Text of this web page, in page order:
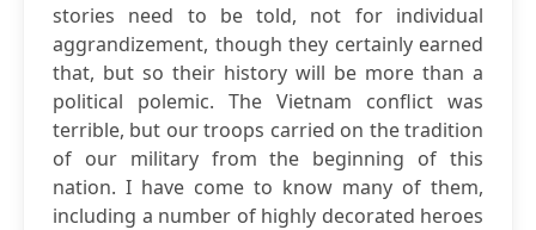
stories need to be told, not for individual
aggrandizement, though they certainly earned
that, but so their history will be more than a
political polemic. The Vietnam conflict was
terrible, but our troops carried on the tradition
of our military from the beginning of this
nation. I have come to know many of them,
including a number of highly decorated heroes